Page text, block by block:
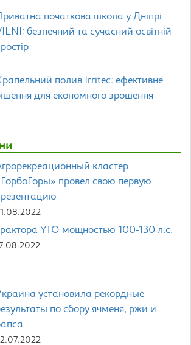
початкова школа у Дніпрі
безпечний та сучасний освітній
полив Irritec: ефективне
для економного зрошення
кластер
провел свою первую
YTO мощностью 100-130 л.с.
установила рекордные
по сбору ячменя, ржи и